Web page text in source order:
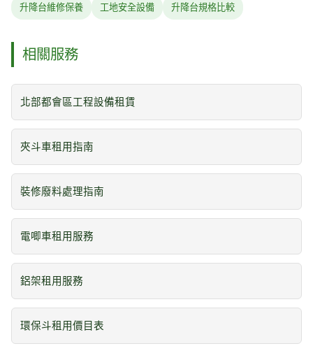
升降台維修保養 工地安全設備 升降台規格比較
相關服務
北部都會區工程設備租賃
夾斗車租用指南
裝修廢料處理指南
電唧車租用服務
鋁架租用服務
環保斗租用價目表